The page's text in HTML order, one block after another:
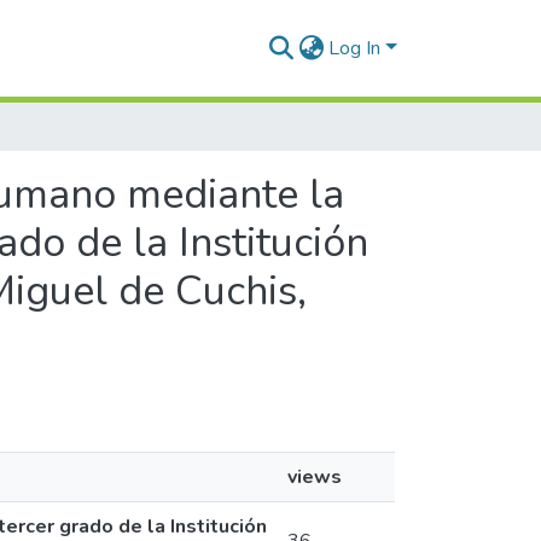
Log In
mediante la
de la Institución
de Cuchis,
views
grado de la Institución